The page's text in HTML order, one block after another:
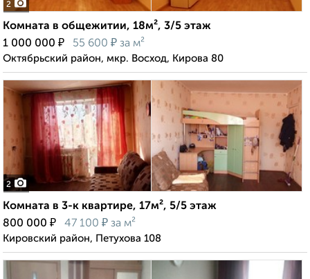
2
Комната в общежитии, 18м², 3/5 этаж
1 000 000 ₽ 55 600 ₽ за м²
Октябрьский район, мкр. Восход, Кирова 80
2
Комната в 3-к квартире, 17м², 5/5 этаж
800 000 ₽ 47 100 ₽ за м²
Кировский район, Петухова 108